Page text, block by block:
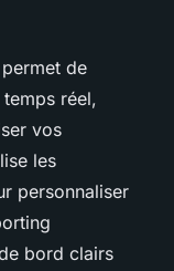
de
réel,
vos
les
personnaliser
bord clairs